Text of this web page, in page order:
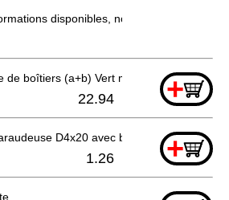
disponibles, non commandable
de boîtiers (a+b) Vert mousse +
22.94
D4x20 avec bride (noir)+
1.26